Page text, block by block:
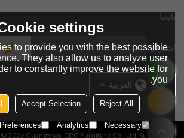
تابعنا:
اشتراك
لغة: العربية
© 2026Guangzhou CDG Furniture Co., Ltd. Support By
settings
to provide you with the best possible
They also allow us to analyze user
to constantly improve the website for
you.
Reject All
Accept Selection
Necessary
Analytics
Preferences